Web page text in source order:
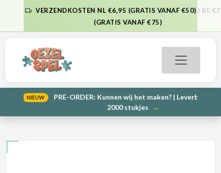
VERZENDKOSTEN NL €6,95 (GRATIS VANAF €50) | BE €7,95
(GRATIS VANAF €75)
PRE-ORDER: Kunnen wij het maken? | Leverbaar in 1000 en
2000 stukjes →